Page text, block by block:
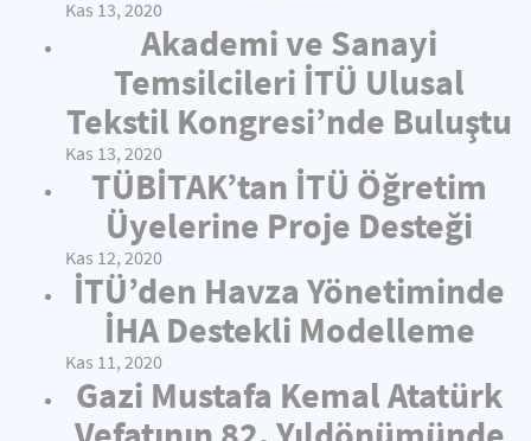
Kas 13, 2020
Akademi ve Sanayi
Temsilcileri İTÜ Ulusal
Tekstil Kongresi’nde Buluştu
Kas 13, 2020
TÜBİTAK’tan İTÜ Öğretim
Üyelerine Proje Desteği
Kas 12, 2020
İTÜ’den Havza Yönetiminde
İHA Destekli Modelleme
Kas 11, 2020
Gazi Mustafa Kemal Atatürk